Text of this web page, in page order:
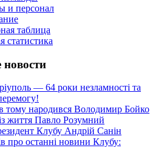
и персонал
таблица
статистика
новости
— 64 роки незламності та
тому народився Володимир Бойко
життя Павло Розумний
Клубу Андрій Санін
про останні новини Клубу: